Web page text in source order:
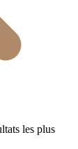
les plus